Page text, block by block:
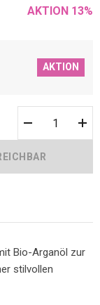
AKTION 13%
AKTION
Bio-Arganöl zur
stilvollen